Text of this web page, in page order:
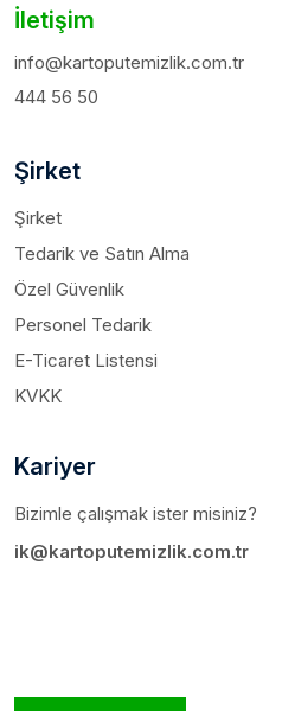
İletişim
info@kartoputemizlik.com.tr
444 56 50
Şirket
Şirket
Tedarik ve Satın Alma
Özel Güvenlik
Personel Tedarik
E-Ticaret Listensi
KVKK
Kariyer
Bizimle çalışmak ister misiniz?
ik@kartoputemizlik.com.tr